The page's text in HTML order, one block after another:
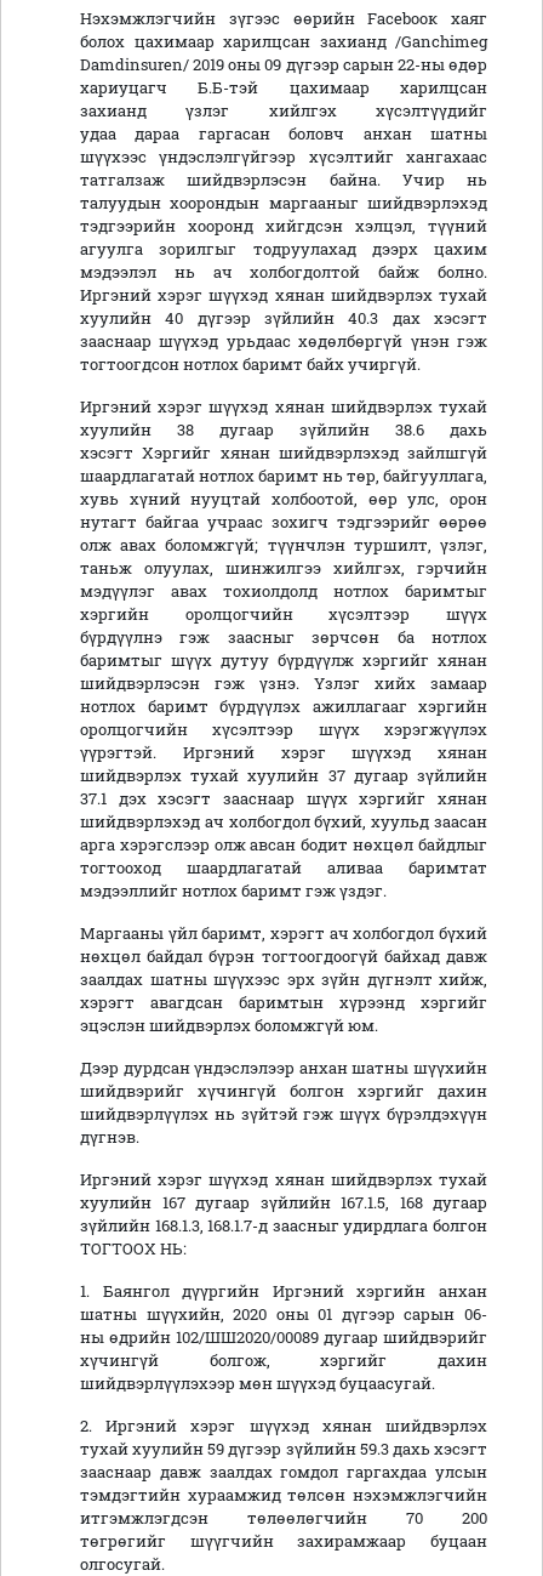
Нэхэмжлэгчийн зүгээс өөрийн Fасеbоок хаяг
болох цахимаар харилцсан захианд /Ganchimeg
Damdinsuren/ 2019 оны 09 дүгээр сарын 22-ны өдөр
хариуцагч Б.Б-тэй цахимаар харилцсан
захианд үзлэг хийлгэх хүсэлтүүдийг
удаа дараа гаргасан боловч анхан шатны
шүүхээс үндэслэлгүйгээр хүсэлтийг хангахаас
татгалзаж шийдвэрлэсэн байна. Учир нь
талуудын хоорондын маргааныг шийдвэрлэхэд
тэдгээрийн хооронд хийгдсэн хэлцэл, түүний
агуулга зорилгыг тодруулахад дээрх цахим
мэдээлэл нь ач холбогдолтой байж болно.
Иргэний хэрэг шүүхэд хянан шийдвэрлэх тухай
хуулийн 40 дүгээр зүйлийн 40.3 дах хэсэгт
зааснаар шүүхэд урьдаас хөдөлбөргүй үнэн гэж
тогтоогдсон нотлох баримт байх учиргүй.
Иргэний хэрэг шүүхэд хянан шийдвэрлэх тухай
хуулийн 38 дугаар зүйлийн 38.6 дахь
хэсэгт Хэргийг хянан шийдвэрлэхэд зайлшгүй
шаардлагатай нотлох баримт нь төр, байгууллага,
хувь хүний нууцтай холбоотой, өөр улс, орон
нутагт байгаа учраас зохигч тэдгээрийг өөрөө
олж авах боломжгүй; түүнчлэн туршилт, үзлэг,
таньж олуулах, шинжилгээ хийлгэх, гэрчийн
мэдүүлэг авах тохиолдолд нотлох баримтыг
хэргийн оролцогчийн хүсэлтээр шүүх
бүрдүүлнэ гэж заасныг зөрчсөн ба нотлох
баримтыг шүүх дутуу бүрдүүлж хэргийг хянан
шийдвэрлэсэн гэж үзнэ. Үзлэг хийх замаар
нотлох баримт бүрдүүлэх ажиллагааг хэргийн
оролцогчийн хүсэлтээр шүүх хэрэгжүүлэх
үүрэгтэй. Иргэний хэрэг шүүхэд хянан
шийдвэрлэх тухай хуулийн 37 дугаар зүйлийн
37.1 дэх хэсэгт зааснаар шүүх хэргийг хянан
шийдвэрлэхэд ач холбогдол бүхий, хуульд заасан
арга хэрэгслээр олж авсан бодит нөхцөл байдлыг
тогтооход шаардлагатай аливаа баримтат
мэдээллийг нотлох баримт гэж үздэг.
Маргааны үйл баримт, хэрэгт ач холбогдол бүхий
нөхцөл байдал бүрэн тогтоогдоогүй байхад давж
заалдах шатны шүүхээс эрх зүйн дүгнэлт хийж,
хэрэгт авагдсан баримтын хүрээнд хэргийг
эцэслэн шийдвэрлэх боломжгүй юм.
Дээр дурдсан үндэслэлээр анхан шатны шүүхийн
шийдвэрийг хүчингүй болгон хэргийг дахин
шийдвэрлүүлэх нь зүйтэй гэж шүүх бүрэлдэхүүн
дүгнэв.
Иргэний хэрэг шүүхэд хянан шийдвэрлэх тухай
хуулийн 167 дугаар зүйлийн 167.1.5, 168 дугаар
зүйлийн 168.1.3, 168.1.7-д заасныг удирдлага болгон
ТОГТООХ НЬ:
1. Баянгол дүүргийн Иргэний хэргийн анхан
шатны шүүхийн, 2020 оны 01 дүгээр сарын 06-
ны өдрийн 102/ШШ2020/00089 дугаар шийдвэрийг
хүчингүй болгож, хэргийг дахин
шийдвэрлүүлэхээр мөн шүүхэд буцаасугай.
2. Иргэний хэрэг шүүхэд хянан шийдвэрлэх
тухай хуулийн 59 дүгээр зүйлийн 59.3 дахь хэсэгт
зааснаар давж заалдах гомдол гаргахдаа улсын
тэмдэгтийн хураамжид төлсөн нэхэмжлэгчийн
итгэмжлэгдсэн төлөөлөгчийн 70 200
төгрөгийг шүүгчийн захирамжаар буцаан
олгосугай.